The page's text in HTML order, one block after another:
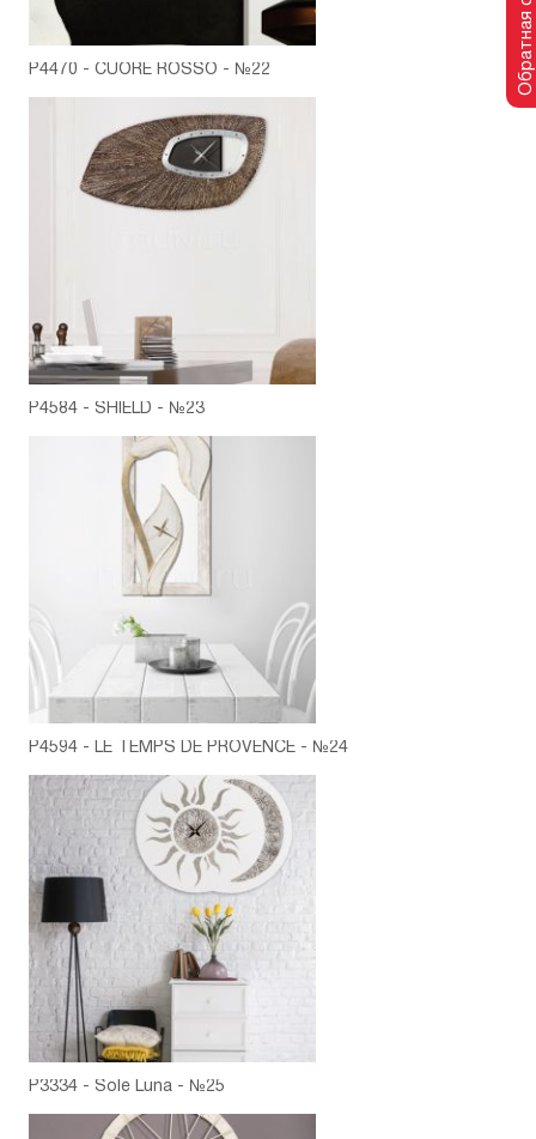
P4470 - CUORE ROSSO - №22
P4584 - SHIELD - №23
P4594 - LE TEMPS DE PROVENCE - №24
P3334 - Sole Luna - №25